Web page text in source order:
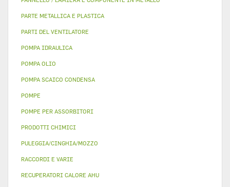
PARTE METALLICA E PLASTICA
PARTI DEL VENTILATORE
POMPA IDRAULICA
POMPA OLIO
POMPA SCAICO CONDENSA
POMPE
POMPE PER ASSORBITORI
PRODOTTI CHIMICI
PULEGGIA/CINGHIA/MOZZO
RACCORDI E VARIE
RECUPERATORI CALORE AHU